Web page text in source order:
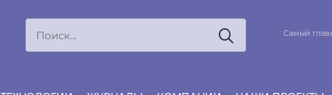
Принято считать, что еда — источник удовольствия,
вокруг…
Самый